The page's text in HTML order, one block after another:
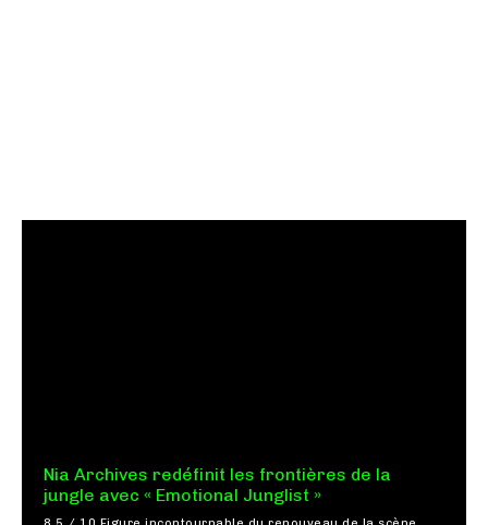
Nia Archives redéfinit les frontières de la
jungle avec « Emotional Junglist »